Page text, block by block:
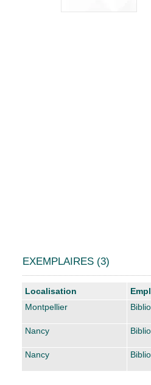
EXEMPLAIRES (3)
Liste des exemplaires
Localisation
Montpellier
Nancy
Nancy